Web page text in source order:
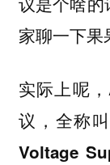
家聊一下果
实际上呢
议，全称
Voltage